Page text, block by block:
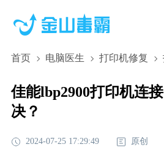
首页 电脑医生 打印机修复
佳能lbp2900打印机连
决？
2024-07-25 17:29:49 原创